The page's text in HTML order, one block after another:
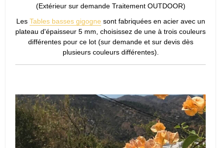
(Extérieur sur demande Traitement OUTDOOR)
Les Tables basses gigogne sont fabriquées en acier avec un
plateau d'épaisseur 5 mm, choisissez de une à trois couleurs
différentes pour ce lot (sur demande et sur devis dès
plusieurs couleurs différentes).